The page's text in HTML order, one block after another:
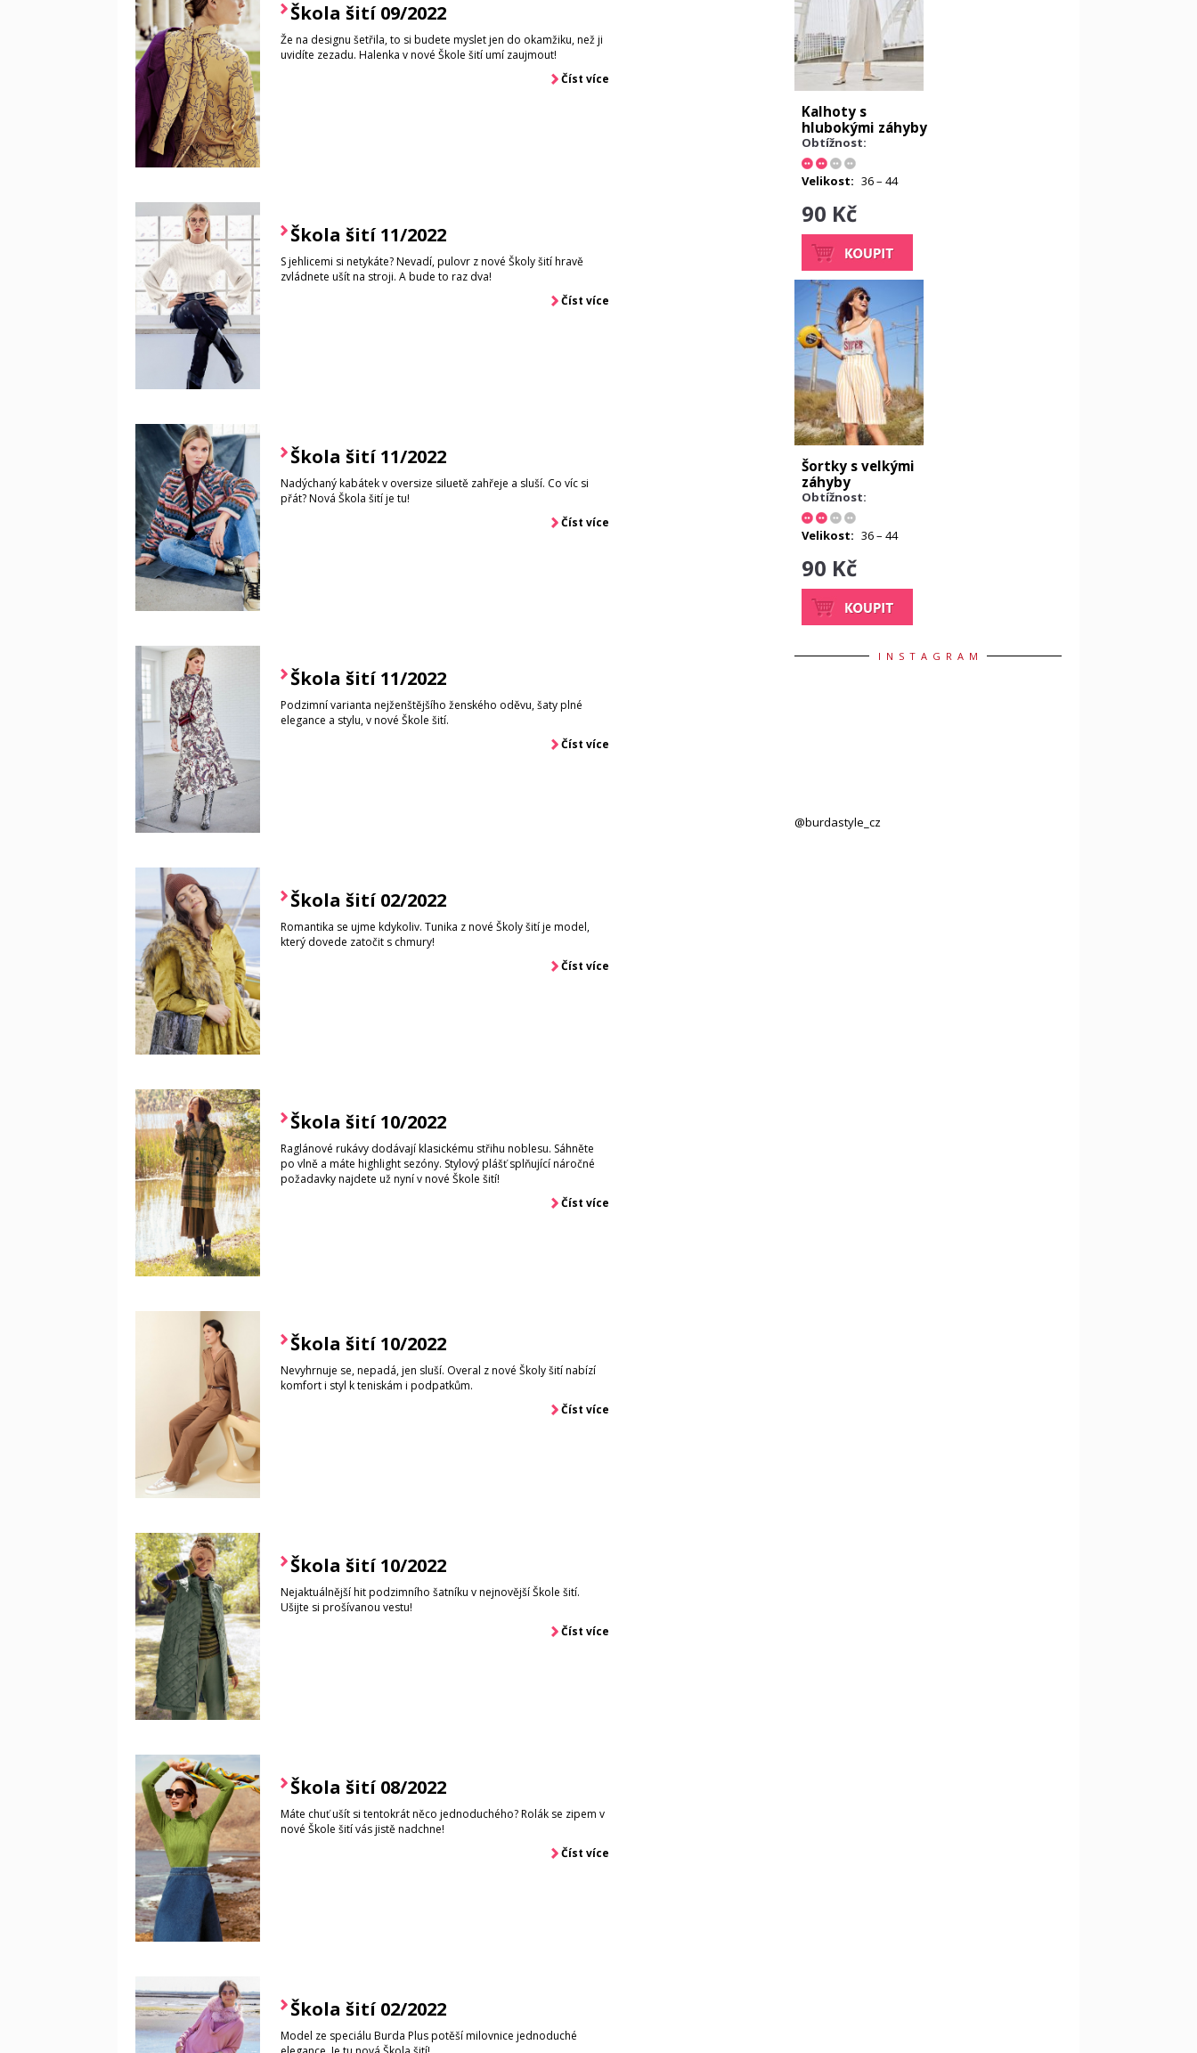
Škola šití 09/2022
Že na designu šetřila, to si budete myslet jen do okamžiku, než ji
uvidíte zezadu. Halenka v nové Škole šití umí zaujmout!
Číst více
Škola šití 11/2022
S jehlicemi si netykáte? Nevadí, pulovr z nové Školy šití hravě
zvládnete ušít na stroji. A bude to raz dva!
Číst více
Škola šití 11/2022
Nadýchaný kabátek v oversize siluetě zahřeje a sluší. Co víc si
přát? Nová Škola šití je tu!
Číst více
Škola šití 11/2022
Podzimní varianta nejženštějšího ženského oděvu, šaty plné
elegance a stylu, v nové Škole šití.
Číst více
Škola šití 02/2022
Romantika se ujme kdykoliv. Tunika z nové Školy šití je model,
který dovede zatočit s chmury!
Číst více
Škola šití 10/2022
Raglánové rukávy dodávají klasickému střihu noblesu. Sáhněte
po vlně a máte highlight sezóny. Stylový plášť splňující náročné
požadavky najdete už nyní v nové Škole šití!
Číst více
Škola šití 10/2022
Nevyhrnuje se, nepadá, jen sluší. Overal z nové Školy šití nabízí
komfort i styl k teniskám i podpatkům.
Číst více
Škola šití 10/2022
Nejaktuálnější hit podzimního šatníku v nejnovější Škole šití.
Ušijte si prošívanou vestu!
Číst více
Škola šití 08/2022
Máte chuť ušít si tentokrát něco jednoduchého? Rolák se zipem v
nové Škole šití vás jistě nadchne!
Číst více
Škola šití 02/2022
Model ze speciálu Burda Plus potěší milovnice jednoduché
Kalhoty s
hlubokými záhyby
Obtížnost:
Velikost: 36 – 44
90 Kč
Šortky s velkými
záhyby
Obtížnost:
Velikost: 36 – 44
90 Kč
INSTAGRAM
@burdastyle_cz